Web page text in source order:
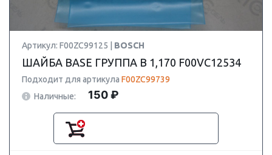
Артикул: F00ZC99125 | BOSCH
ШАЙБА BASE ГРУППА B 1,170 F00VC12534
Подходит для артикула F00ZC99739
Наличные:
150 ₽